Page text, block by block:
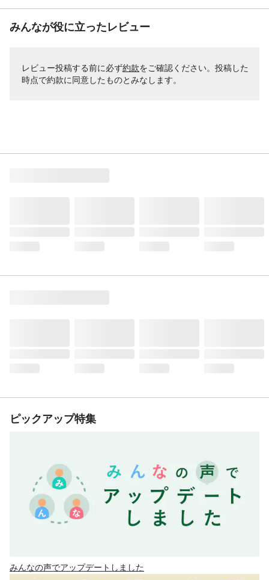
みんなが役に立ったレビュー
レビュー投稿する前に必ず約款をご確認ください。投稿した
時点で約款に同意したものとみなします。
ピックアップ特集
みんなの声でアップデートしました